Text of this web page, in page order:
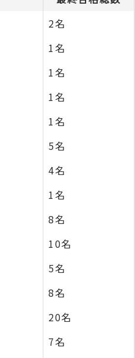
2名
1名
1名
1名
1名
5名
4名
1名
8名
10名
5名
8名
20名
7名